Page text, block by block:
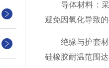
导体材料：采
避免因氧化导致
绝缘与护套材
硅橡胶耐温范围